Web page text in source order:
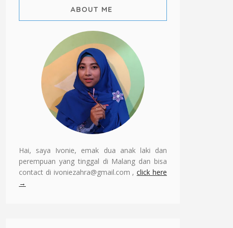
ABOUT ME
Hai, saya Ivonie, emak dua anak laki dan
perempuan yang tinggal di Malang dan bisa
contact di ivoniezahra@gmail.com ,click here
→